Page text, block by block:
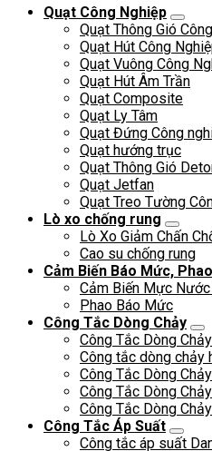
Quạt Công Nghiệp
Quạt Thông Gió
Quạt Hút Công
Quạt Vuông Công
Quạt Hút Âm Trần
Quạt Composite
Quạt Ly Tâm
Quạt Đứng Công
Quạt hướng trục
Quạt Thông Gió
Quạt Jetfan
Quạt Treo Tường
Lò xo chống rung
Lò Xo Giảm Chấn
Cao su chống rung
Cảm Biến Báo Mức,
Cảm Biến Mực
Phao Báo Mức
Công Tắc Dòng Chảy
Công Tắc Dòng
Công tắc dòng chảy
Công Tắc Dòng
Công Tắc Dòng
Công Tắc Dòng
Công Tắc Áp Suất
Công tắc áp suất